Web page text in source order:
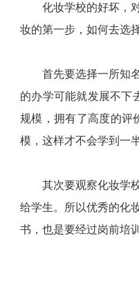
化妆学校的好坏，对
妆的第一步，如何去选
首先要选择一所知名
的办学可能就发展不下
规模，拥有了高度的评
模，这样才不会学到一
其次要观察化妆学校
给学生。所以优秀的化
书，也是要经过岗前培